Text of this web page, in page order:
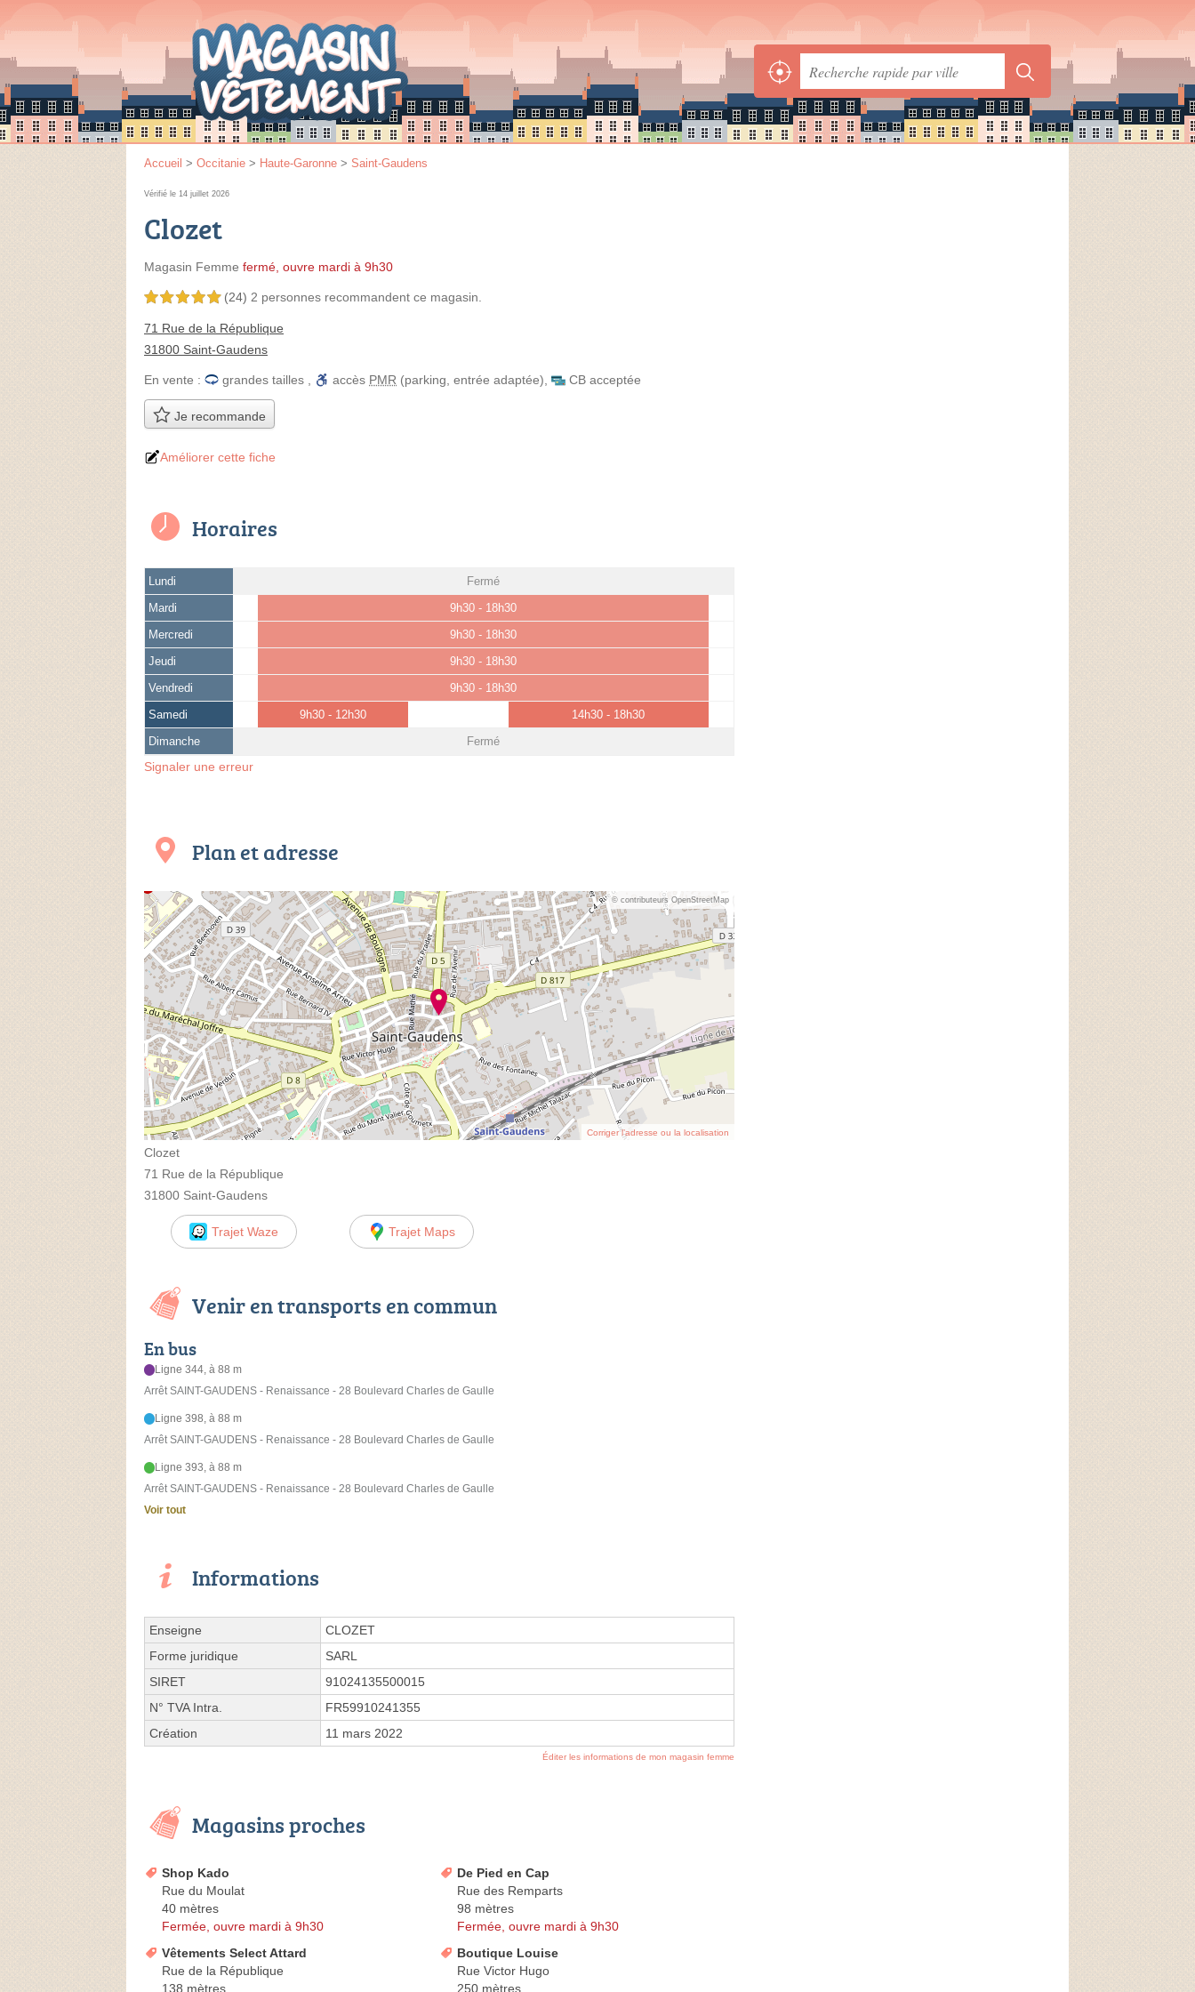
Accueil > Occitanie > Haute-Garonne > Saint-Gaudens
Vérifié le 14 juillet 2026
Clozet
Magasin Femme fermé, ouvre mardi à 9h30
5,0 étoiles sur 5 (24) 2 personnes recommandent ce magasin.
71 Rue de la République
31800 Saint-Gaudens
En vente : grandes tailles accès PMR (parking, entrée adaptée) CB acceptée
Je recommande
Améliorer cette fiche
Horaires
Lundi Fermé
Mardi 9h30 - 18h30
Mercredi 9h30 - 18h30
Jeudi 9h30 - 18h30
Vendredi 9h30 - 18h30
Samedi 9h30 - 12h30 14h30 - 18h30
Dimanche Fermé
Signaler une erreur
Plan et adresse
© contributeurs OpenStreetMap
Corriger l’adresse ou la localisation
Clozet
71 Rue de la République
31800 Saint-Gaudens
Trajet Waze Trajet Maps
Venir en transports en commun
En bus
Ligne 344, à 88 m
Arrêt SAINT-GAUDENS - Renaissance - 28 Boulevard Charles de Gaulle
Ligne 398, à 88 m
Arrêt SAINT-GAUDENS - Renaissance - 28 Boulevard Charles de Gaulle
Ligne 393, à 88 m
Arrêt SAINT-GAUDENS - Renaissance - 28 Boulevard Charles de Gaulle
Voir tout
Informations
Enseigne
CLOZET
Forme juridique
SARL
SIRET
91024135500015
N° TVA Intra.
FR59910241355
Création
11 mars 2022
Éditer les informations de mon magasin femme
Magasins proches
Shop Kado
Rue du Moulat
40 mètres
Fermée, ouvre mardi à 9h30
De Pied en Cap
Rue des Remparts
98 mètres
Fermée, ouvre mardi à 9h30
Vêtements Select Attard
Rue de la République
138 mètres
Boutique Louise
Rue Victor Hugo
250 mètres